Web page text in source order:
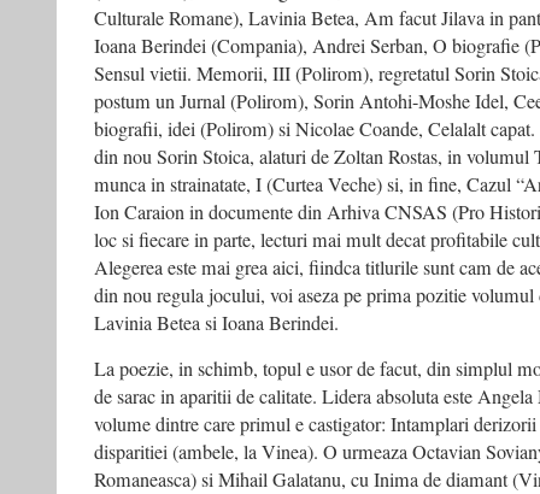
Culturale Romane), Lavinia Betea, Am facut Jilava in
Ioana Berindei (Compania), Andrei Serban, O biografie
Sensul vietii. Memorii, III (Polirom), regretatul Sorin
postum un Jurnal (Polirom), Sorin Antohi-Moshe Idel,
biografii, idei (Polirom) si Nicolae Coande, Celalalt
din nou Sorin Stoica, alaturi de Zoltan Rostas, in volumul
munca in strainatate, I (Curtea Veche) si, in fine, Cazul
Ion Caraion in documente din Arhiva CNSAS (Pro
loc si fiecare in parte, lecturi mai mult decat profitabile
Alegerea este mai grea aici, fiindca titlurile sunt cam de
din nou regula jocului, voi aseza pe prima pozitie
Lavinia Betea si Ioana Berindei.
La poezie, in schimb, topul e usor de facut, din simplul
de sarac in aparitii de calitate. Lidera absoluta este
volume dintre care primul e castigator: Intamplari
disparitiei (ambele, la Vinea). O urmeaza Octavian
Romaneasca) si Mihail Galatanu, cu Inima de diamant